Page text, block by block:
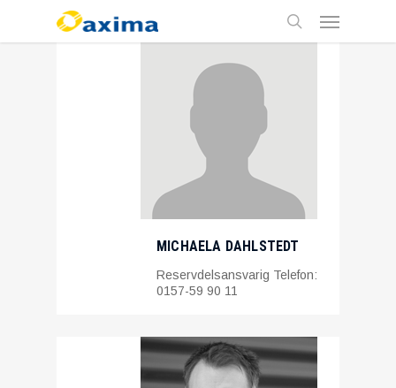
search
Menu
MICHAELA DAHLSTEDT
Reservdelsansvarig Telefon:
0157-59 90 11